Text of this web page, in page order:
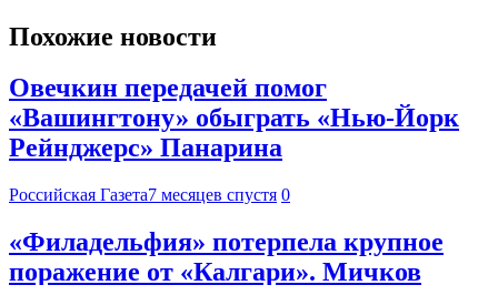
Похожие новости
Овечкин передачей помог
«Вашингтону» обыграть «Нью-Йорк
Рейнджерс» Панарина
Российская Газета7 месяцев спустя 0
«Филадельфия» потерпела крупное
поражение от «Калгари». Мичков